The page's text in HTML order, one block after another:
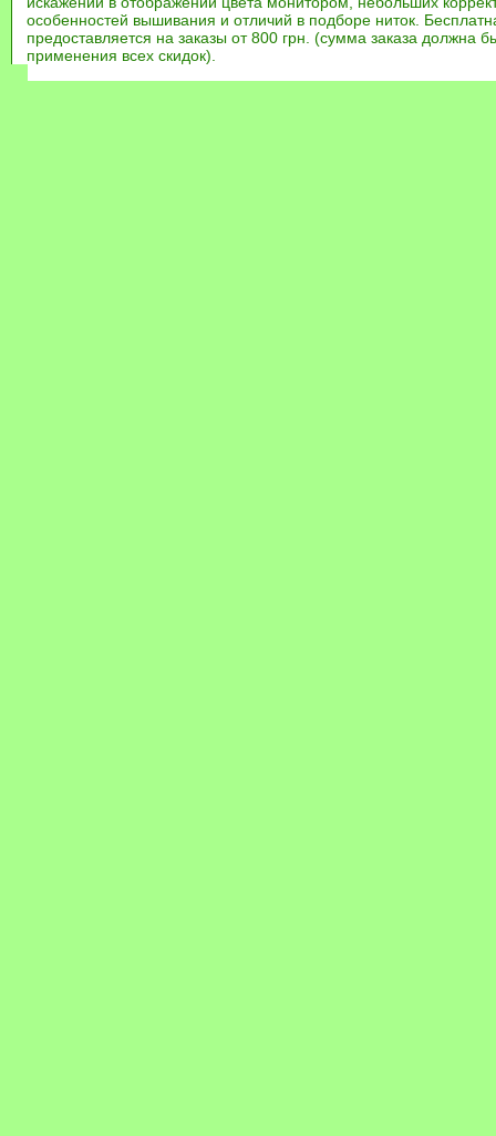
особенностей вышивания и отличий в подборе ниток.
предоставляется на заказы от 800 грн. (сумма заказа должна
применения всех скидок).